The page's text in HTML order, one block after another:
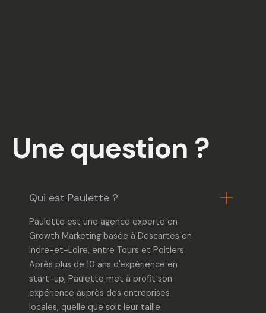
Une question ?
Qui est Paulette ?
Paulette est une agence experte en
Growth Marketingbasée à Descartes en
Indre-et-Loire, entre Tours et Poitiers.
Après plus de 10 ans d'expérience en
start-up, Paulette met à profit son
expérience auprès des entreprises
locales, quelle que soit leur taille.